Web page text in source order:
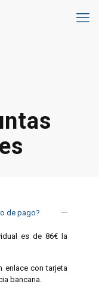
de pago?
es de 86€ la
enlace con tarjeta
bancaria.